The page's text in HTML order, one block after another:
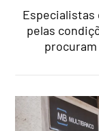
Especialistas
pelas